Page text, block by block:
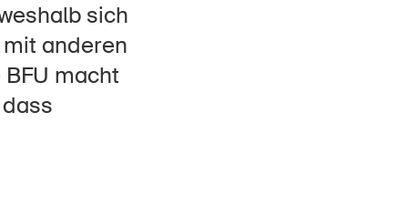
Kontakt & Beratung
sich
anderen
macht